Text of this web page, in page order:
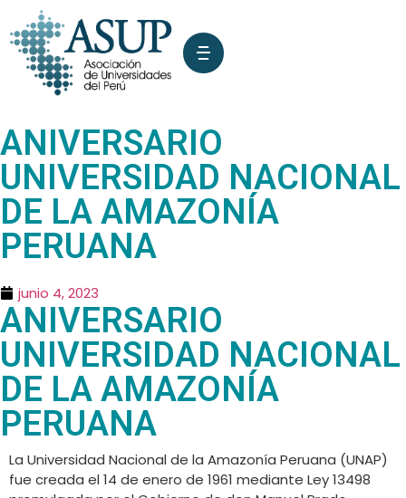
ANIVERSARIO
UNIVERSIDAD NACIONAL
DE LA AMAZONÍA
PERUANA
junio 4, 2023
ANIVERSARIO
UNIVERSIDAD NACIONAL
DE LA AMAZONÍA
PERUANA
La Universidad Nacional de la Amazonía Peruana (UNAP)
fue creada el 14 de enero de 1961 mediante Ley 13498